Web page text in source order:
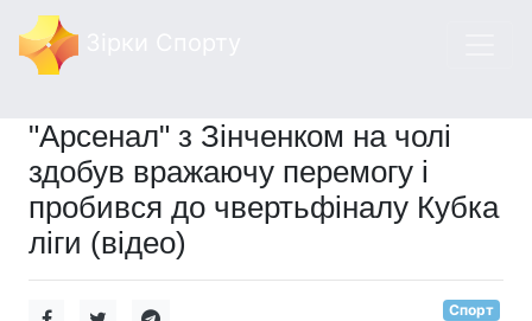
"Арсенал" з Зінченком на чолі
здобув вражаючу перемогу і
пробився до чвертьфіналу Кубка
ліги (відео)
Спорт